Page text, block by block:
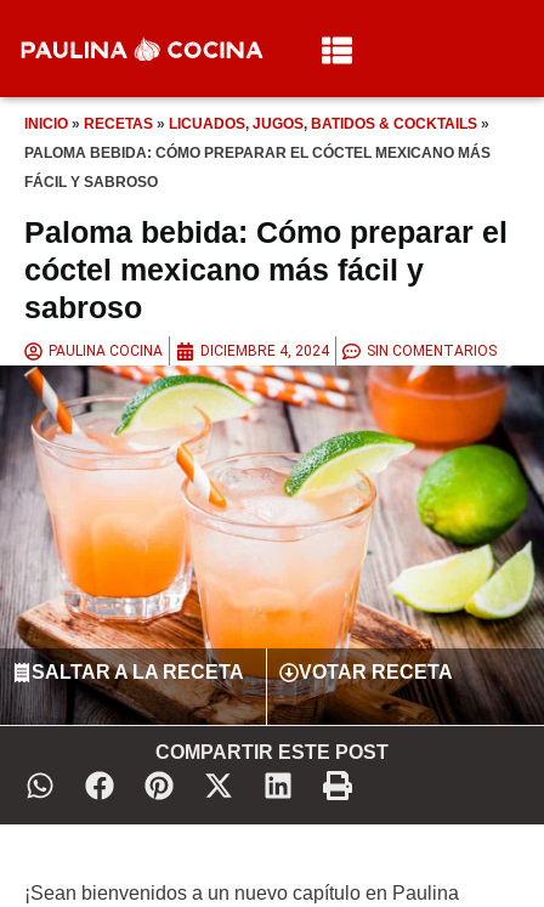
INICIO » RECETAS » LICUADOS, JUGOS, BATIDOS & COCKTAILS »
PALOMA BEBIDA: CÓMO PREPARAR EL CÓCTEL MEXICANO MÁS
FÁCIL Y SABROSO
Paloma bebida: Cómo preparar el
cóctel mexicano más fácil y
sabroso
PAULINA COCINA DICIEMBRE 4, 2024 SIN COMENTARIOS
SALTAR A LA RECETA VOTAR RECETA
COMPARTIR ESTE POST
¡Sean bienvenidos a un nuevo capítulo en Paulina